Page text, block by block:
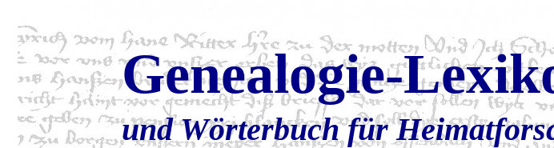
Genealogie-
und Wörterbuch für